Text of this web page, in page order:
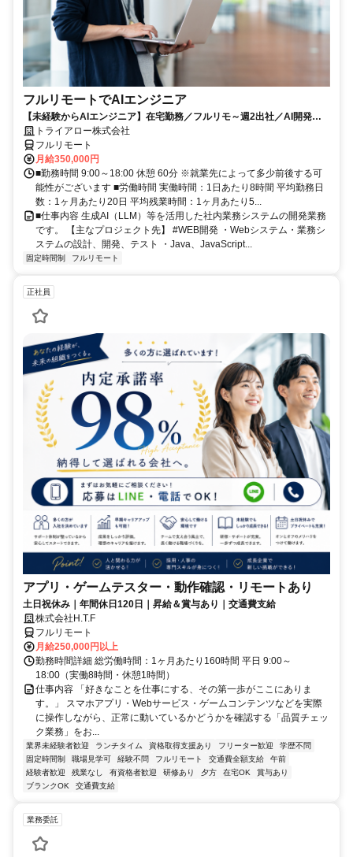
フルリモートでAIエンジニア
【未経験からAIエンジニア】在宅勤務／フルリモ～週2出社／AI開発を
仕事にする
トライアロー株式会社
フルリモート
月給350,000円
■勤務時間 9:00～18:00 休憩 60分 ※就業先によって多少前後する可
能性がございます ■労働時間 実働時間：1日あたり8時間 平均勤務日
数：1ヶ月あたり20日 平均残業時間：1ヶ月あたり5...
■仕事内容 生成AI（LLM）等を活用した社内業務システムの開発業務
です。 【主なプロジェクト先】 #WEB開発 ・Webシステム・業務シ
ステムの設計、開発、テスト ・Java、JavaScript...
固定時間制 フルリモート
正社員
アプリ・ゲームテスター・動作確認・リモートあり
土日祝休み｜年間休日120日｜昇給＆賞与あり｜交通費支給
株式会社H.T.F
フルリモート
月給250,000円以上
勤務時間詳細 総労働時間：1ヶ月あたり160時間 平日 9:00～
18:00（実働8時間・休憩1時間）
仕事内容 「好きなことを仕事にする、その第一歩がここにありま
す。」 スマホアプリ・Webサービス・ゲームコンテンツなどを実際
に操作しながら、正常に動いているかどうかを確認する「品質チェッ
ク業務」をお...
業界未経験者歓迎 ランチタイム 資格取得支援あり フリーター歓迎
学歴不問
固定時間制
職場見学可 経験不問 フルリモート 交通費全額支給
午前
経験者歓迎
残業なし 有資格者歓迎 研修あり 夕方 在宅OK
賞与あり
ブランクOK
交通費支給
業務委託